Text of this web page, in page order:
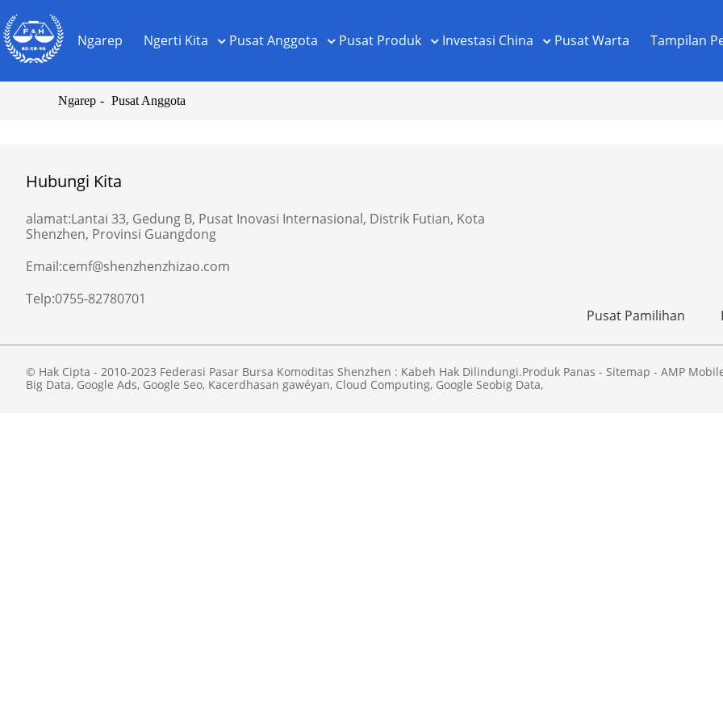
Ngarep Ngerti Kita Pusat Anggota Pusat Produk Investasi China Pusat Warta Tampilan
Ngarep Pusat Anggota
Hubungi Kita
alamat:Lantai 33, Gedung B, Pusat Inovasi Internasional, Distrik Futian, Kota
Shenzhen, Provinsi Guangdong
Email:cemf@shenzhenzhizao.com
Telp:0755-82780701
Pusat Pamilihan
© Hak Cipta - 2010-2023 Federasi Pasar Bursa Komoditas Shenzhen : Kabeh Hak Dilindungi.Produk Panas - Sitemap - AMP
Big Data, Google Ads, Google Seo, Kacerdhasan gawéyan, Cloud Computing, Google Seobig Data,